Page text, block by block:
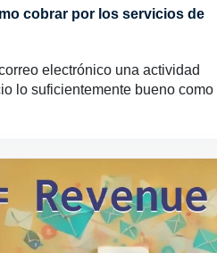
cobrar por los servicios de
electrónico una actividad
lo suficientemente bueno como